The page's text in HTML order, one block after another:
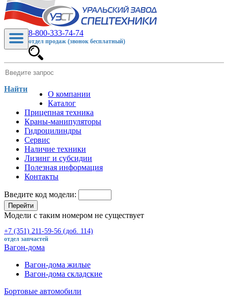
8-800-333-74-74
отдел продаж (звонок бесплатный)
Найти
О компании
Каталог
Прицепная техника
Краны-манипуляторы
Гидроцилиндры
Сервис
Наличие техники
Лизинг и субсидии
Полезная информация
Контакты
Введите код модели:
Перейти
Модели с таким номером не существует
+7 (351) 211-59-56 (доб. 114)
отдел запчастей
Вагон-дома
Вагон-дома жилые
Вагон-дома складские
Бортовые автомобили